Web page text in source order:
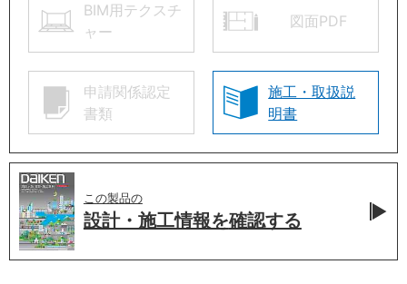
BIM用テクスチ
ャー
図面PDF
申請関係認定
書類
施工・取扱説
明書
この製品の
設計・施工情報を確認する